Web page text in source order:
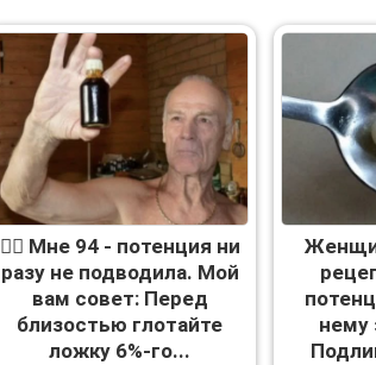
❤️‍🔥 Мне 94 - потенция ни
разу не подводила. Мой
вам совет: Перед
близостью глотайте
ложку 6%-го...
нему